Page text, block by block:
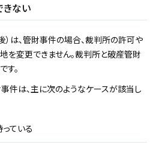
きない
は、管財事件の場合、裁判所の許可や
を変更できません。裁判所と破産管財
。
件は、主に次のようなケースが該当し
ている